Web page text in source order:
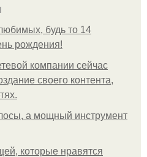
будь то 14
рождения!
компании сейчас
своего контента,
а мощный инструмент
которые нравятся